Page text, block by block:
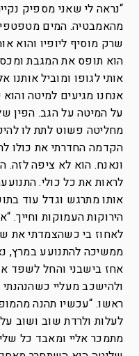
“נראה לי שאני מספיק
מהאמבטיה. המים
שרק מוסיף ליופיו והוא
הוא תופס את המגבת
אותי לגופו ומוביל
אנחנו מגיעים למיטה
על המיטה על הגב. הפין
מחליטה פשוט לתת לו
הקדמה החדרתי את כולו
ונאנח. הוא לא ציפה לזה.
לראות את כל כולי.
אותו מתרגש וגדל עוד
הירוקות העמוקות וחייך.
לאחוז בי כשהצמדתי את
ממשיכה להתנועע במרץ,
אחז בישבני והחל לשפד
ולהישכב מעליי
ראשו. “עכשיו תהנה
לעלות ולרדת שוב ושוב
מתמכר אליי ומאבד כל